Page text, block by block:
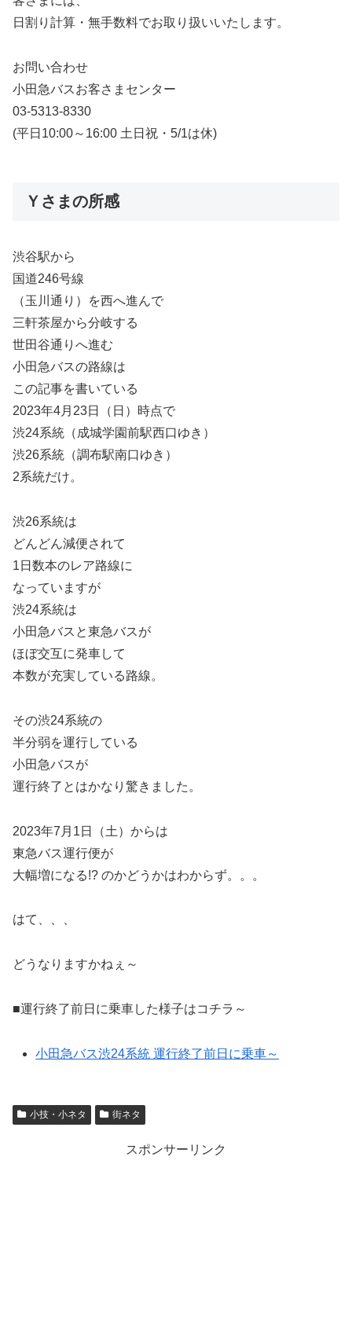
日割り計算・無手数料でお取り扱いいたします。
お問い合わせ
小田急バスお客さまセンター
03-5313-8330
(平日10:00～16:00 土日祝・5/1は休)
Ｙさまの所感
渋谷駅から
国道246号線
（玉川通り）を西へ進んで
三軒茶屋から分岐する
世田谷通りへ進む
小田急バスの路線は
この記事を書いている
2023年4月23日（日）時点で
渋24系統（成城学園前駅西口ゆき）
渋26系統（調布駅南口ゆき）
2系統だけ。
渋26系統は
どんどん減便されて
1日数本のレア路線に
なっていますが
渋24系統は
小田急バスと東急バスが
ほぼ交互に発車して
本数が充実している路線。
その渋24系統の
半分弱を運行している
小田急バスが
運行終了とはかなり驚きました。
2023年7月1日（土）からは
東急バス運行便が
大幅増になる!? のかどうかはわからず。。。
はて、、、
どうなりますかねぇ～
■運行終了前日に乗車した様子はコチラ～
小田急バス渋24系統 運行終了前日に乗車～
小技・小ネタ 街ネタ
スポンサーリンク